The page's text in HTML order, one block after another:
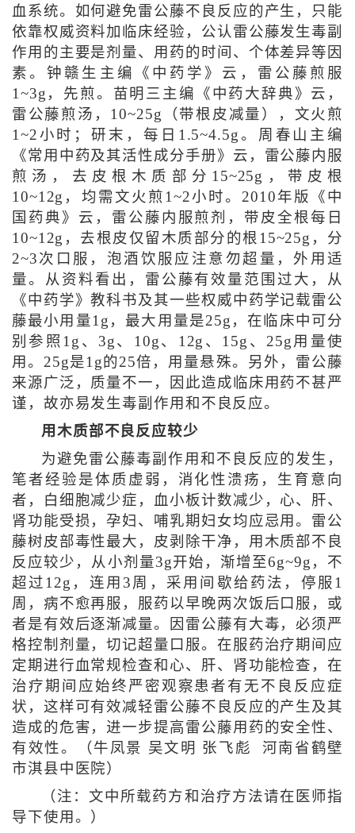
血系统。如何避免雷公藤不良反应的产生，只能
依靠权威资料加临床经验，公认雷公藤发生毒副
作用的主要是剂量、用药的时间、个体差异等因
素。钟赣生主编《中药学》云，雷公藤煎服
1~3g，先煎。苗明三主编《中药大辞典》云，
雷公藤煎汤，10~25g（带根皮减量），文火煎
1~2小时；研末，每日1.5~4.5g。周春山主编
《常用中药及其活性成分手册》云，雷公藤内服
煎汤，去皮根木质部分15~25g，带皮根
10~12g，均需文火煎1~2小时。2010年版《中
国药典》云，雷公藤内服煎剂，带皮全根每日
10~12g，去根皮仅留木质部分的根15~25g，分
2~3次口服，泡酒饮服应注意勿超量，外用适
量。从资料看出，雷公藤有效量范围过大，从
《中药学》教科书及其一些权威中药学记载雷公
藤最小用量1g，最大用量是25g，在临床中可分
别参照1g、3g、10g、12g、15g、25g用量使
用。25g是1g的25倍，用量悬殊。另外，雷公藤
来源广泛，质量不一，因此造成临床用药不甚严
谨，故亦易发生毒副作用和不良反应。
用木质部不良反应较少
为避免雷公藤毒副作用和不良反应的发生，
笔者经验是体质虚弱，消化性溃疡，生育意向
者，白细胞减少症，血小板计数减少，心、肝、
肾功能受损，孕妇、哺乳期妇女均应忌用。雷公
藤树皮部毒性最大，皮剥除干净，用木质部不良
反应较少，从小剂量3g开始，渐增至6g~9g，不
超过12g，连用3周，采用间歇给药法，停服1
周，病不愈再服，服药以早晚两次饭后口服，或
者是有效后逐渐减量。因雷公藤有大毒，必须严
格控制剂量，切记超量口服。在服药治疗期间应
定期进行血常规检查和心、肝、肾功能检查，在
治疗期间应始终严密观察患者有无不良反应症
状，这样可有效减轻雷公藤不良反应的产生及其
造成的危害，进一步提高雷公藤用药的安全性、
有效性。（牛凤景 吴文明 张飞彪 河南省鹤壁
市淇县中医院）
（注：文中所载药方和治疗方法请在医师指
导下使用。）